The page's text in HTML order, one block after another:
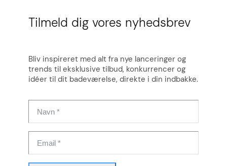
Tilmeld dig vores nyhedsbrev
Bliv inspireret med alt fra nye lanceringer og
trends til eksklusive tilbud, konkurrencer og
idéer til dit badeværelse, direkte i din indbakke.